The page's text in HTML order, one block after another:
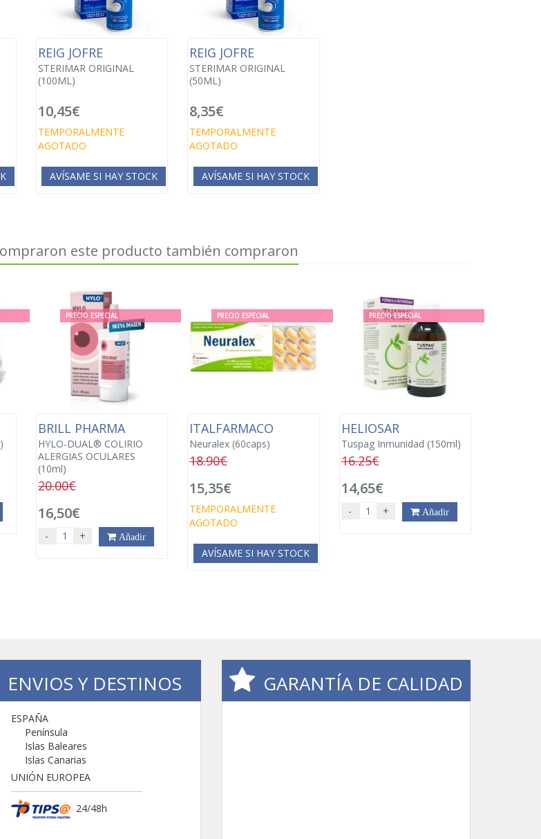
REIG JOFRE
STERIMAR ORIGINAL
(100ML)
10,45€
TEMPORALMENTE
AGOTADO
AVÍSAME SI HAY STOCK
REIG JOFRE
STERIMAR ORIGINAL
(50ML)
8,35€
TEMPORALMENTE
AGOTADO
AVÍSAME SI HAY STOCK
este producto también compraron
PRECIO ESPECIAL
BRILL PHARMA
HYLO-DUAL® COLIRIO
ALERGIAS OCULARES
(10ml)
20.00€
16,50€
- + Añadir
PRECIO ESPECIAL
ITALFARMACO
Neuralex (60caps)
18.90€
15,35€
TEMPORALMENTE
AGOTADO
AVÍSAME SI HAY STOCK
PRECIO ESPECIAL
HELIOSAR
Tuspag Inmunidad (150ml)
16.25€
14,65€
- + Añadir
ENVIOS Y DESTINOS
ESPAÑA
Península
Islas Baleares
Islas Canarias
UNIÓN EUROPEA
24/48h
GARANTÍA DE CALIDAD